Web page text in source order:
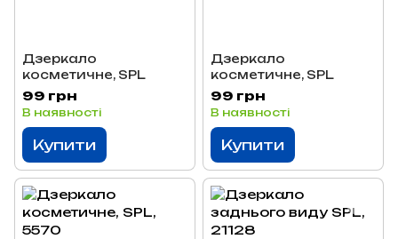
Дзеркало
косметичне, SPL
99 грн
В наявності
Купити
Дзеркало
косметичне, SPL
99 грн
В наявності
Купити